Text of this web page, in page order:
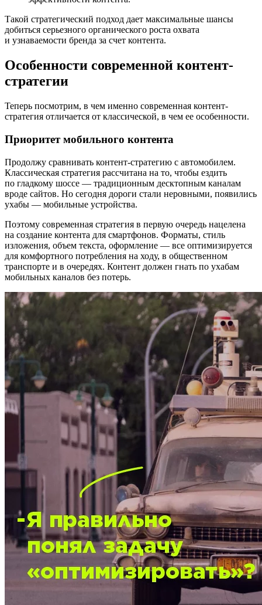
Такой стратегический подход дает максимальные шансы
добиться серьезного органического роста охвата
и узнаваемости бренда за счет контента.
Особенности современной контент-
стратегии
Теперь посмотрим, в чем именно современная контент-
стратегия отличается от классической, в чем ее особенности.
Приоритет мобильного контента
Продолжу сравнивать контент-стратегию с автомобилем.
Классическая стратегия рассчитана на то, чтобы ездить
по гладкому шоссе — традиционным десктопным каналам
вроде сайтов. Но сегодня дороги стали неровными, появились
ухабы — мобильные устройства.
Поэтому современная стратегия в первую очередь нацелена
на создание контента для смартфонов. Форматы, стиль
изложения, объем текста, оформление — все оптимизируется
для комфортного потребления на ходу, в общественном
транспорте и в очередях. Контент должен гнать по ухабам
мобильных каналов без потерь.